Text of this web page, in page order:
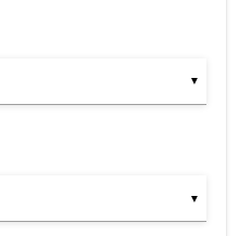
▼
▼